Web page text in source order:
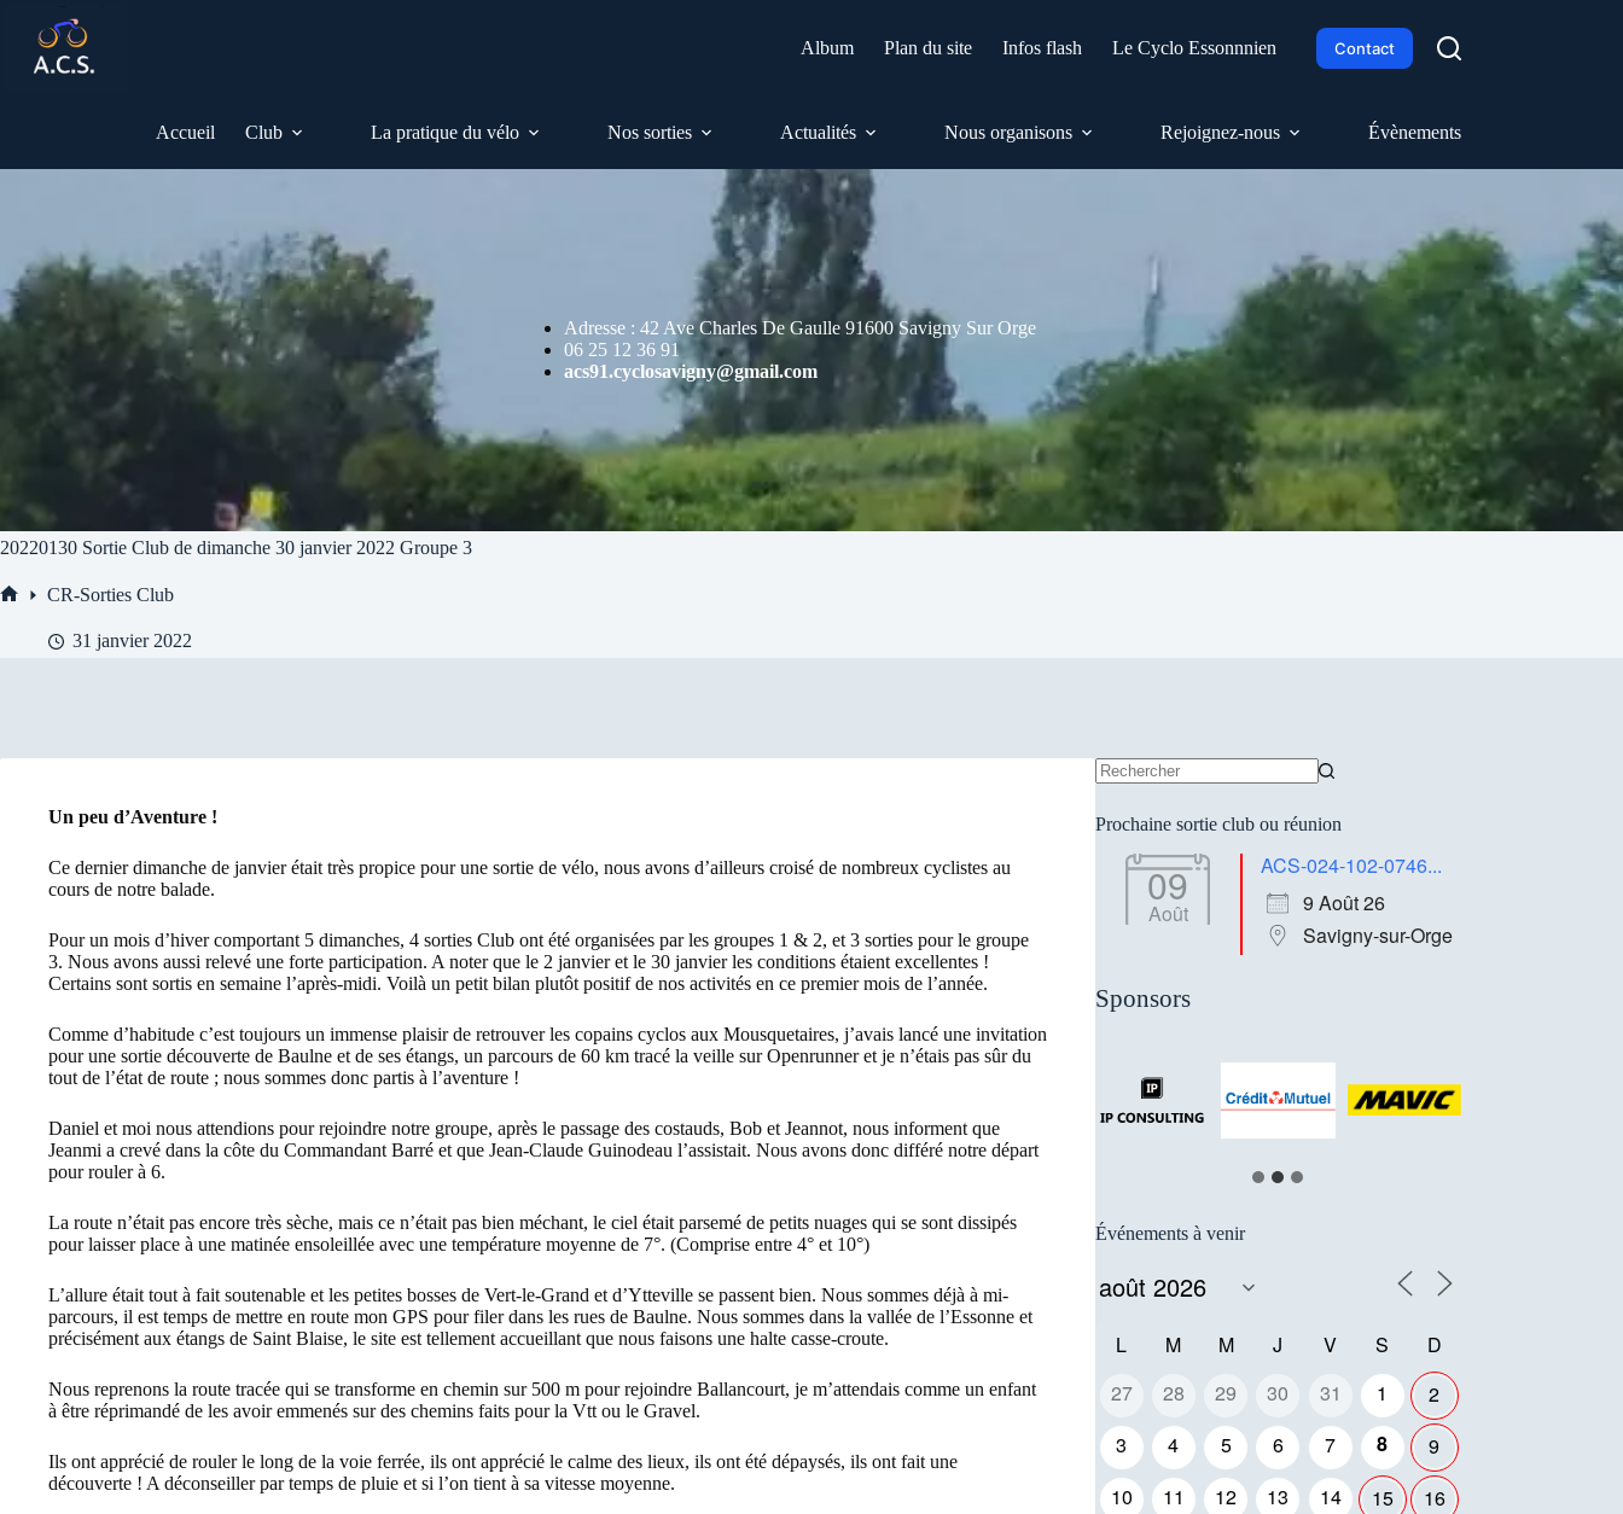
contenu
Album Plan du site Infos flash Le Cyclo Essonnnien Contact
Accueil Club La pratique du vélo Nos sorties Actualités Nous organisons Rejoignez-nous Évènements
Adresse : 42 Ave Charles De Gaulle 91600 Savigny Sur Orge
06 25 12 36 91
acs91.cyclosavigny@gmail.com
20220130 Sortie Club de dimanche 30 janvier 2022 Groupe 3
CR-Sorties Club
31 janvier 2022
Un peu d’Aventure !
Ce dernier dimanche de janvier était très propice pour une sortie de vélo, nous avons d’ailleurs croisé de nombreux cyclistes au
cours de notre balade.
Pour un mois d’hiver comportant 5 dimanches, 4 sorties Club ont été organisées par les groupes 1 & 2, et 3 sorties pour le groupe
3. Nous avons aussi relevé une forte participation. A noter que le 2 janvier et le 30 janvier les conditions étaient excellentes !
Certains sont sortis en semaine l’après-midi. Voilà un petit bilan plutôt positif de nos activités en ce premier mois de l’année.
Comme d’habitude c’est toujours un immense plaisir de retrouver les copains cyclos aux Mousquetaires, j’avais lancé une invitation
pour une sortie découverte de Baulne et de ses étangs, un parcours de 60 km tracé la veille sur Openrunner et je n’étais pas sûr du
tout de l’état de route ; nous sommes donc partis à l’aventure !
Daniel et moi nous attendions pour rejoindre notre groupe, après le passage des costauds, Bob et Jeannot, nous informent que
Jeanmi a crevé dans la côte du Commandant Barré et que Jean-Claude Guinodeau l’assistait. Nous avons donc différé notre départ
pour rouler à 6.
La route n’était pas encore très sèche, mais ce n’était pas bien méchant, le ciel était parsemé de petits nuages qui se sont dissipés
pour laisser place à une matinée ensoleillée avec une température moyenne de 7°. (Comprise entre 4° et 10°)
L’allure était tout à fait soutenable et les petites bosses de Vert-le-Grand et d’Ytteville se passent bien. Nous sommes déjà à mi-
parcours, il est temps de mettre en route mon GPS pour filer dans les rues de Baulne. Nous sommes dans la vallée de l’Essonne et
précisément aux étangs de Saint Blaise, le site est tellement accueillant que nous faisons une halte casse-croute.
Nous reprenons la route tracée qui se transforme en chemin sur 500 m pour rejoindre Ballancourt, je m’attendais comme un enfant
à être réprimandé de les avoir emmenés sur des chemins faits pour la Vtt ou le Gravel.
Ils ont apprécié de rouler le long de la voie ferrée, ils ont apprécié le calme des lieux, ils ont été dépaysés, ils ont fait une
découverte ! A déconseiller par temps de pluie et si l’on tient à sa vitesse moyenne.
résultat
Prochaine sortie club ou réunion
09
Août
ACS-024-102-0746...
9 Août 26
Savigny-sur-Orge
Sponsors
Événements à venir
L M M J V S
D
27
28 29 30 31 1
2
3
4 5 6 7 8
9
10
11 12 13 14 15
16